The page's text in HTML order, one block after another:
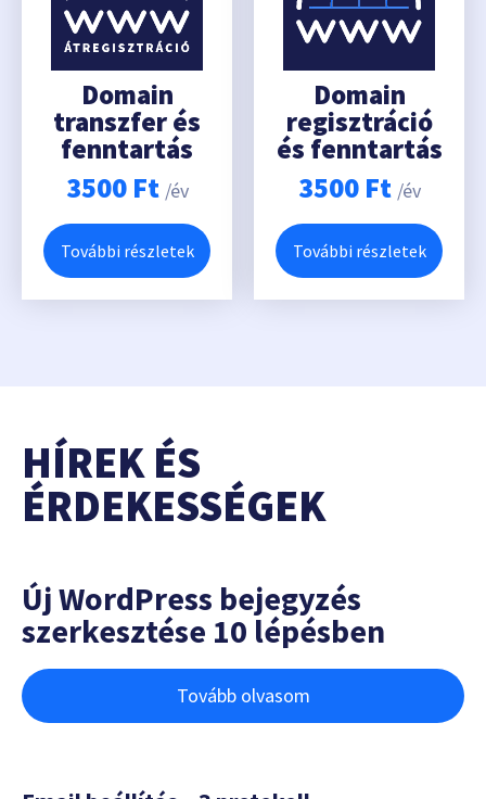
Domain
transzfer és
fenntartás
3500 Ft /év
További részletek
Domain
regisztráció
és fenntartás
3500 Ft /év
További részletek
HÍREK ÉS
ÉRDEKESSÉGEK
Új WordPress bejegyzés
szerkesztése 10 lépésben
Tovább olvasom